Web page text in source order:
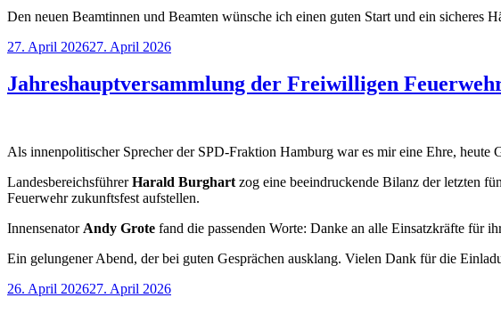
Den neuen Beamtinnen und Beamten wünsche ich einen guten Start und ein sicheres
Veröffentlicht
27. April 202627. April 2026
Jahreshauptversammlung der Freiwilligen
Als innenpolitischer Sprecher der SPD-Fraktion Hamburg war es mir eine Ehre, heute
LandesbereichsführerHarald Burghart zog eine beeindruckende Bilanz der letzten
Feuerwehr zukunftsfest aufstellen.
Innensenator Andy Grote fand die passenden Worte: Danke an alle Einsatzkräfte für
Ein gelungener Abend, der bei guten Gesprächen ausklang. Vielen Dank für die
Veröffentlicht
26. April 202627. April 2026